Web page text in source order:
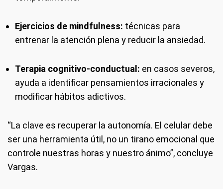
Ejercicios de mindfulness: técnicas para
entrenar la atención plena y reducir la ansiedad.
Terapia cognitivo-conductual: en casos severos,
ayuda a identificar pensamientos irracionales y
modificar hábitos adictivos.
“La clave es recuperar la autonomía. El celular debe
ser una herramienta útil, no un tirano emocional que
controle nuestras horas y nuestro ánimo”, concluye
Vargas.